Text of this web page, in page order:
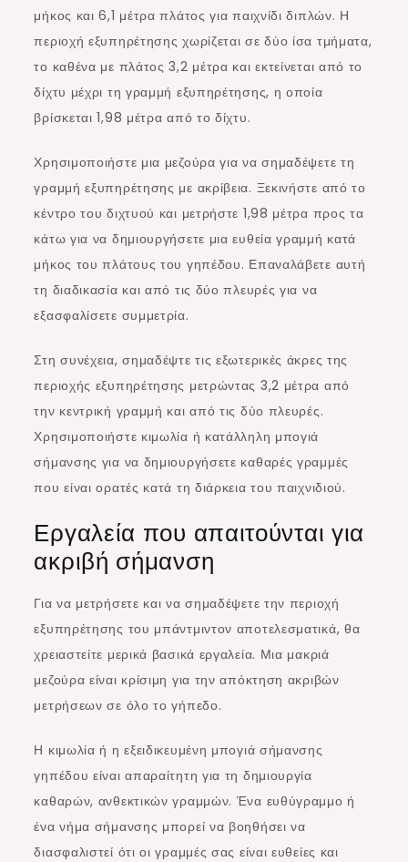
μήκος και 6,1 μέτρα πλάτος για παιχνίδι διπλών. Η
περιοχή εξυπηρέτησης χωρίζεται σε δύο ίσα τμήματα,
το καθένα με πλάτος 3,2 μέτρα και εκτείνεται από το
δίχτυ μέχρι τη γραμμή εξυπηρέτησης, η οποία
βρίσκεται 1,98 μέτρα από το δίχτυ.
Χρησιμοποιήστε μια μεζούρα για να σημαδέψετε τη
γραμμή εξυπηρέτησης με ακρίβεια. Ξεκινήστε από το
κέντρο του διχτυού και μετρήστε 1,98 μέτρα προς τα
κάτω για να δημιουργήσετε μια ευθεία γραμμή κατά
μήκος του πλάτους του γηπέδου. Επαναλάβετε αυτή
τη διαδικασία και από τις δύο πλευρές για να
εξασφαλίσετε συμμετρία.
Στη συνέχεια, σημαδέψτε τις εξωτερικές άκρες της
περιοχής εξυπηρέτησης μετρώντας 3,2 μέτρα από
την κεντρική γραμμή και από τις δύο πλευρές.
Χρησιμοποιήστε κιμωλία ή κατάλληλη μπογιά
σήμανσης για να δημιουργήσετε καθαρές γραμμές
που είναι ορατές κατά τη διάρκεια του παιχνιδιού.
Εργαλεία που απαιτούνται για
ακριβή σήμανση
Για να μετρήσετε και να σημαδέψετε την περιοχή
εξυπηρέτησης του μπάντμιντον αποτελεσματικά, θα
χρειαστείτε μερικά βασικά εργαλεία. Μια μακριά
μεζούρα είναι κρίσιμη για την απόκτηση ακριβών
μετρήσεων σε όλο το γήπεδο.
Η κιμωλία ή η εξειδικευμένη μπογιά σήμανσης
γηπέδου είναι απαραίτητη για τη δημιουργία
καθαρών, ανθεκτικών γραμμών. Ένα ευθύγραμμο ή
ένα νήμα σήμανσης μπορεί να βοηθήσει να
διασφαλιστεί ότι οι γραμμές σας είναι ευθείες και